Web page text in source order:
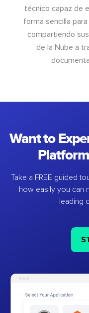
técnico capaz de
forma sencilla
compartiendo
de la Nube a
Want to
Take a FREE guided
how easily you can
leading